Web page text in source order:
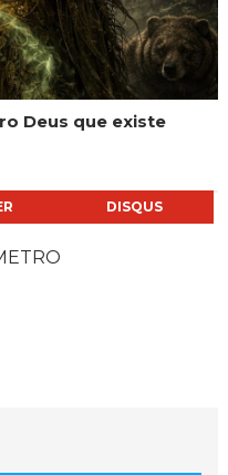
Deus que existe
DISQUS